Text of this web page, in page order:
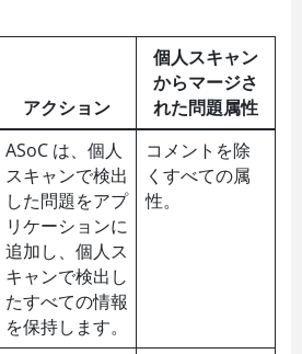
アクション
個人スキャン
からマージさ
れた問題属性
ASoCは、個人
スキャンで検出
した問題をアプ
リケーションに
追加し、個人ス
キャンで検出し
たすべての情報
を保持します。
コメントを除
くすべての属
性。